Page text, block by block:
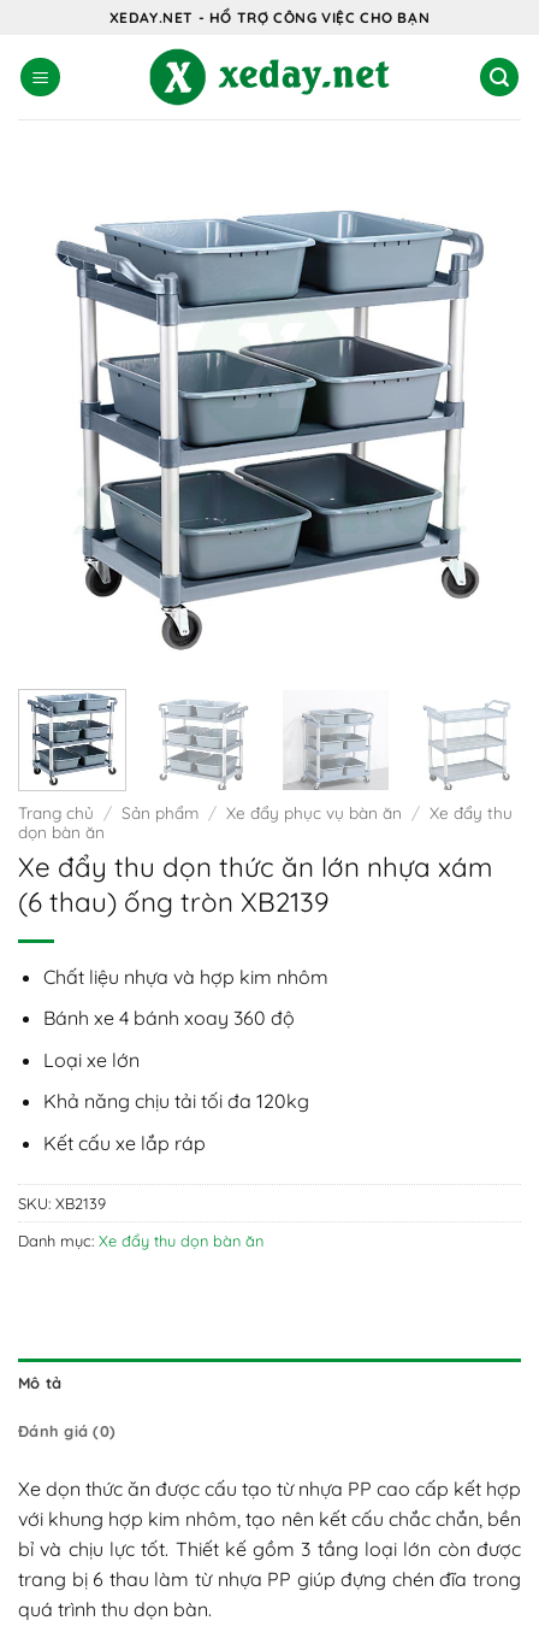
nội
dung
XEDAY.NET - HỔ TRỢ CÔNG VIỆC CHO BẠN
Trang chủ / Sản phẩm / Xe đẩy phục vụ bàn ăn / Xe đẩy thu
dọn bàn ăn
Xe đẩy thu dọn thức ăn lớn nhựa xám
(6 thau) ống tròn XB2139
Chất liệu nhựa và hợp kim nhôm
Bánh xe 4 bánh xoay 360 độ
Loại xe lớn
Khả năng chịu tải tối đa 120kg
Kết cấu xe lắp ráp
SKU: XB2139
Danh mục: Xe đẩy thu dọn bàn ăn
Mô tả
Đánh giá (0)
Xe dọn thức ăn được cấu tạo từ nhựa PP cao cấp kết hợp
với khung hợp kim nhôm, tạo nên kết cấu chắc chắn, bền
bỉ và chịu lực tốt. Thiết kế gồm 3 tầng loại lớn còn được
trang bị 6 thau làm từ nhựa PP giúp đựng chén đĩa trong
quá trình thu dọn bàn.